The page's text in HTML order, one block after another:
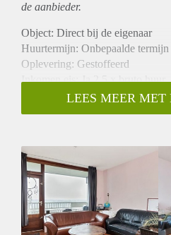
de aanbieder.
Object: Direct bij de eigenaar
Huurtermijn: Onbepaalde termijn
Oplevering: Gestoffeerd
Inkomen eis: Ja 2,5 x bruto huur
Garantiestelling mogelijk: Ja
Borg: 1 maand
Gedeelde keuken: Nee
Gedeelde Douche: Nee
Gedeelde woonkamer: Nee
Huisgenoten: Nee
Geslacht huisgenoten: N.v.t.
LEES MEER MET